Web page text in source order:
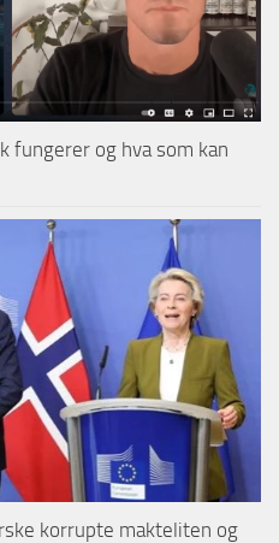
fungerer og hva som kan
korrupte makteliten og